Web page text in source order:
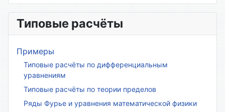
Типовые расчёты
Примеры
Типовые расчёты по дифференциальным
уравнениям
Типовые расчёты по теории пределов
Ряды Фурье и уравнения математической физики